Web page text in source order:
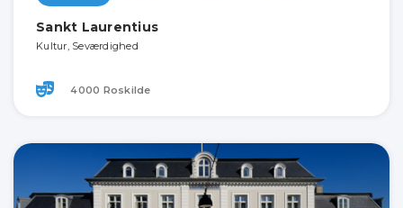
Sankt Laurentius
Kultur, Seværdighed
4000 Roskilde